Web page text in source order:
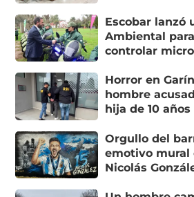
Escobar lanzó
Ambiental
controlar
Horror en
hombre
hija de 10 años
Orgullo del
emotivo mural
Nicolás